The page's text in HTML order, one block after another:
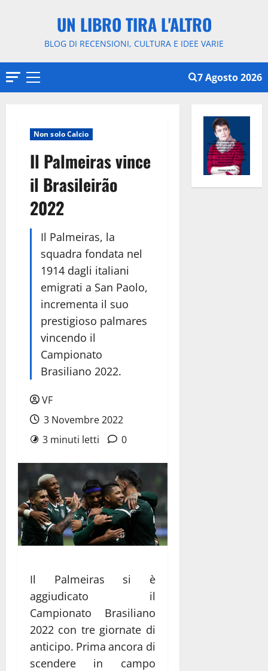
UN LIBRO TIRA L'ALTRO
BLOG DI RECENSIONI, CULTURA E IDEE VARIE
Menu
7 Agosto 2026
Non solo Calcio
Il Palmeiras vince
il Brasileirão
2022
Il Palmeiras, la
squadra fondata nel
1914 dagli italiani
emigrati a San Paolo,
incrementa il suo
prestigioso palmares
vincendo il
Campionato
Brasiliano 2022.
VF
3 Novembre 2022
3 minuti letti
0
Il Palmeiras si è
aggiudicato il
Campionato Brasiliano
2022 con tre giornate di
anticipo. Prima ancora di
scendere in campo